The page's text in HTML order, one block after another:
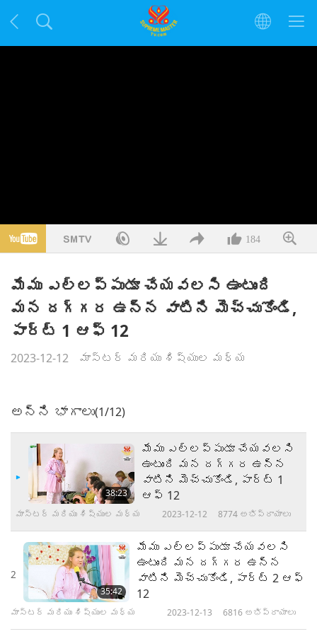
184
మేము ఎల్లప్పుడూ చేయవలసి ఉంటుంది
మన దగ్గర ఉన్న వాటిని మెచ్చుకోండి,
పార్ట్ 1 ఆఫ్ 12
2023-12-12 మాస్టర్ మరియు శిష్యుల మధ్య
అన్ని భాగాలు(1/12)
38:23
మేము ఎల్లప్పుడూ చేయవలసి
ఉంటుంది మన దగ్గర ఉన్న
వాటిని మెచ్చుకోండి, పార్ట్ 1
ఆఫ్ 12
మాస్టర్ మరియు శిష్యుల మధ్య 2023-12-12 8774 అభిప్రాయాలు
2
35:42
మేము ఎల్లప్పుడూ చేయవలసి
ఉంటుంది మన దగ్గర ఉన్న
వాటిని మెచ్చుకోండి, పార్ట్ 2 ఆఫ్
12
మాస్టర్ మరియు శిష్యుల మధ్య 2023-12-13 6816 అభిప్రాయాలు